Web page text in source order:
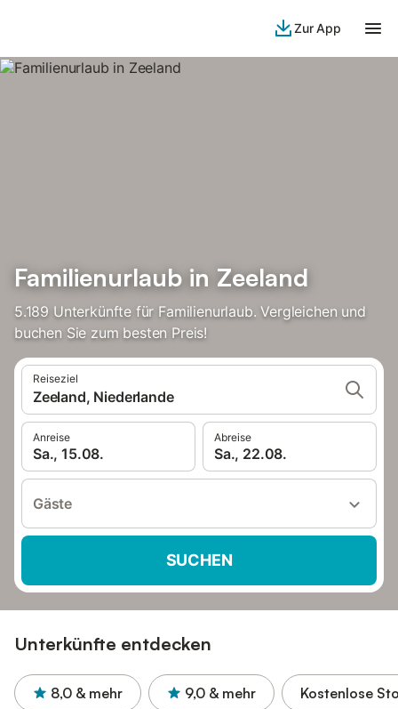
Zur App
Familienurlaub in Zeeland
5.189 Unterkünfte für Familienurlaub. Vergleichen und
buchen Sie zum besten Preis!
Reiseziel
Zeeland, Niederlande
Anreise
Sa., 15.08.
Abreise
Sa., 22.08.
Gäste
SUCHEN
Unterkünfte entdecken
8,0 & mehr 9,0 & mehr Kostenlose